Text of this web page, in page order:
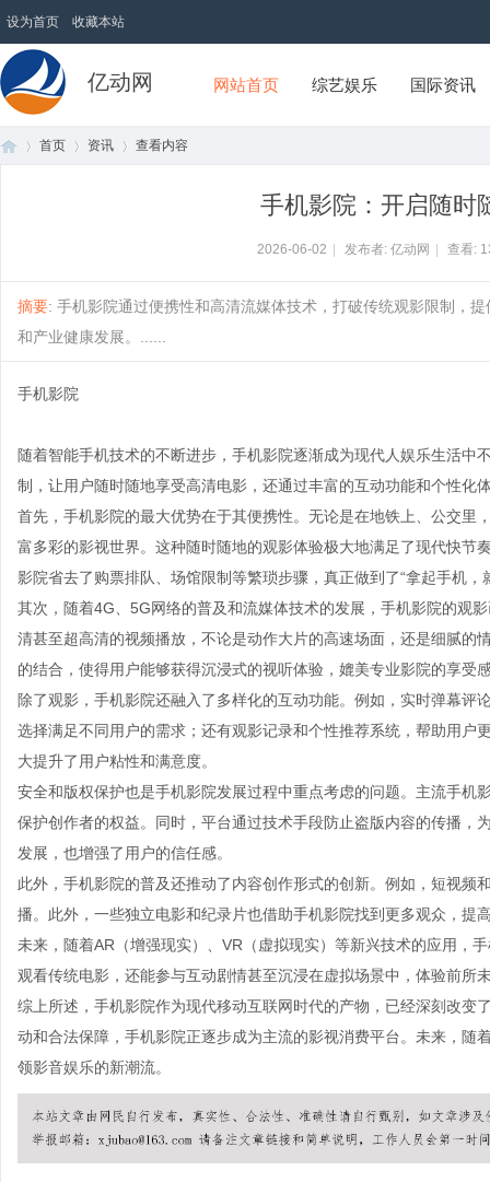
设为首页 收藏本站
亿动网 网站首页 综艺娱乐 国际资讯
首页 资讯 查看内容
手机影院：开启随时
2026-06-02 发布者: 亿动网 查看:
摘要: 手机影院通过便携性和高清流媒体技术，打破传统观影限制，
和产业健康发展。......
手机影院
随着智能手机技术的不断进步，手机影院逐渐成为现代人娱乐生活
制，让用户随时随地享受高清电影，还通过丰富的互动功能和个性化
首先，手机影院的最大优势在于其便携性。无论是在地铁上、公交里
富多彩的影视世界。这种随时随地的观影体验极大地满足了现代快节
影院省去了购票排队、场馆限制等繁琐步骤，真正做到了“拿起手机，
其次，随着4G、5G网络的普及和流媒体技术的发展，手机影院的观
清甚至超高清的视频播放，不论是动作大片的高速场面，还是细腻的
的结合，使得用户能够获得沉浸式的视听体验，媲美专业影院的享受
除了观影，手机影院还融入了多样化的互动功能。例如，实时弹幕
选择满足不同用户的需求；还有观影记录和个性推荐系统，帮助用户
大提升了用户粘性和满意度。
安全和版权保护也是手机影院发展过程中重点考虑的问题。主流手机
保护创作者的权益。同时，平台通过技术手段防止盗版内容的传播，
发展，也增强了用户的信任感。
此外，手机影院的普及还推动了内容创作形式的创新。例如，短视
播。此外，一些独立电影和纪录片也借助手机影院找到更多观众，提
未来，随着AR（增强现实）、VR（虚拟现实）等新兴技术的应用，
观看传统电影，还能参与互动剧情甚至沉浸在虚拟场景中，体验前所
综上所述，手机影院作为现代移动互联网时代的产物，已经深刻改变
动和合法保障，手机影院正逐步成为主流的影视消费平台。未来，随
领影音娱乐的新潮流。